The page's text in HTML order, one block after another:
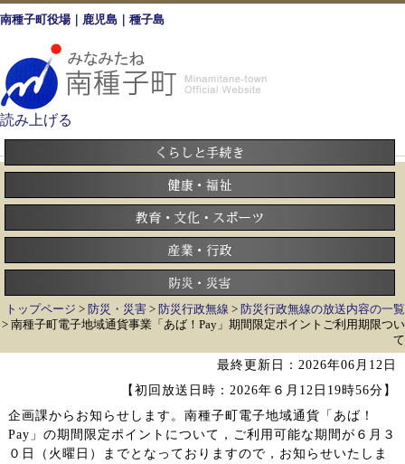
南種子町役場｜鹿児島｜種子島
読み上げる
トップページ > 防災・災害 > 防災行政無線 > 防災行政無線の放送内容の一覧
> 南種子町電子地域通貨事業「あば！Pay」期間限定ポイントご利用期限つい
て
最終更新日：2026年06月12日
【初回放送日時：2026年６月12日19時56分】
企画課からお知らせします。南種子町電子地域通貨「あば！
Pay」の期間限定ポイントについて，ご利用可能な期間が６月３
０日（火曜日）までとなっておりますので，お知らせいたしま